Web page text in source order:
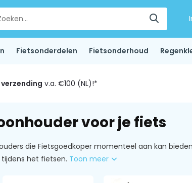
Fietsonderdelen Fietsonderhoud
v.a. €100 (NL)!*
voor je fiets
die Fietsgoedkoper momenteel aan kan
het fietsen. Toon meer